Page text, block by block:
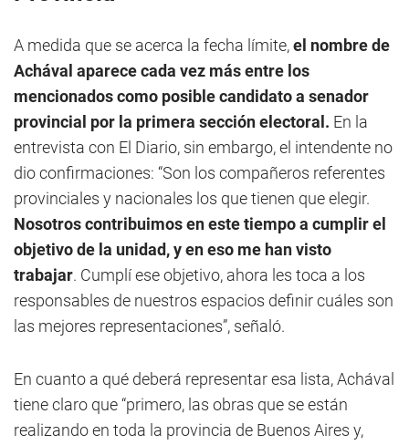
A medida que se acerca la fecha límite,el nombre de
Achával aparece cada vez más entre los
mencionados como posible candidato a senador
provincial por la primera sección electoral. En la
entrevista con El Diario, sin embargo, el intendente no
dio confirmaciones: “Son los compañeros referentes
provinciales y nacionales los que tienen que elegir.
Nosotros contribuimos en este tiempo a cumplir el
objetivo de la unidad, y en eso me han visto
trabajar. Cumplí ese objetivo, ahora les toca a los
responsables de nuestros espacios definir cuáles son
las mejores representaciones”, señaló.
En cuanto a qué deberá representar esa lista, Achával
tiene claro que “primero, las obras que se están
realizando en toda la provincia de Buenos Aires y,